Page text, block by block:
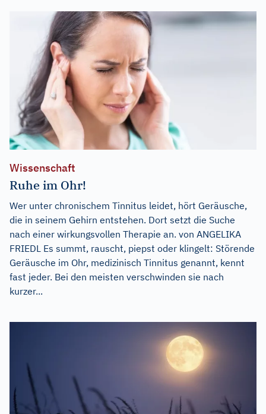
Wissenschaft
Ruhe im Ohr!
Wer unter chronischem Tinnitus leidet, hört Geräusche,
die in seinem Gehirn entstehen. Dort setzt die Suche
nach einer wirkungsvollen Therapie an. von ANGELIKA
FRIEDL Es summt, rauscht, piepst oder klingelt: Störende
Geräusche im Ohr, medizinisch Tinnitus genannt, kennt
fast jeder. Bei den meisten verschwinden sie nach
kurzer...